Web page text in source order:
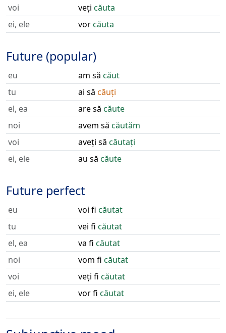
voi
veți căuta
ei, ele
vorcăuta
Future (popular)
eu am să căut
tu
ai să căuți
el, ea
are să căute
noi
avem să căutăm
voi
aveți să căutați
ei, ele
au să căute
Future perfect
eu voi fi căutat
tu
vei fi căutat
el, ea
va fi căutat
noi
vom fi căutat
voi
veți fi căutat
ei, ele
vor fi căutat